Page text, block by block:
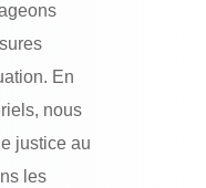
En
nous
justice au
les